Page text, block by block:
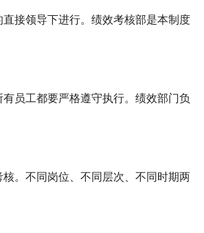
接领导下进行。绩效考核部是本制度
员工都要严格遵守执行。绩效部门负
。不同岗位、不同层次、不同时期两